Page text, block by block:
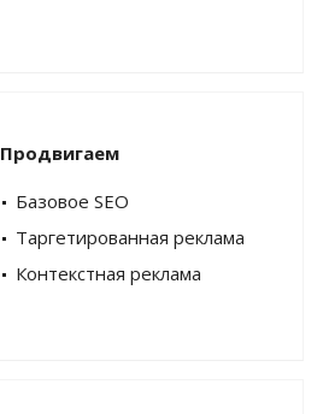
Продвигаем
Базовое SEO
Таргетированная реклама
Контекстная реклама